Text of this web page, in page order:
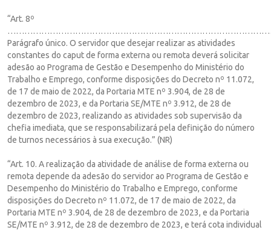
“Art. 8º
Parágrafo único. O servidor que desejar realizar as atividades
constantes do caput de forma externa ou remota deverá solicitar
adesão ao Programa de Gestão e Desempenho do Ministério do
Trabalho e Emprego, conforme disposições do Decreto nº 11.072,
de 17 de maio de 2022, da Portaria MTE nº 3.904, de 28 de
dezembro de 2023, e da Portaria SE/MTE nº 3.912, de 28 de
dezembro de 2023, realizando as atividades sob supervisão da
chefia imediata, que se responsabilizará pela definição do número
de turnos necessários à sua execução.” (NR)
“Art. 10. A realização da atividade de análise de forma externa ou
remota depende da adesão do servidor ao Programa de Gestão e
Desempenho do Ministério do Trabalho e Emprego, conforme
disposições do Decreto nº 11.072, de 17 de maio de 2022, da
Portaria MTE nº 3.904, de 28 de dezembro de 2023, e da Portaria
SE/MTE nº 3.912, de 28 de dezembro de 2023, e terá cota individual